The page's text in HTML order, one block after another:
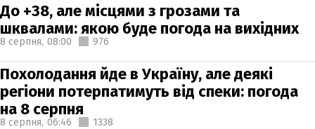
До +38, але місцями з грозами та
шквалами: якою буде погода на вихідних
8 серпня, 08:00 976
Похолодання йде в Україну, але деякі
регіони потерпатимуть від спеки: погода
на 8 серпня
8 серпня, 06:46 1338